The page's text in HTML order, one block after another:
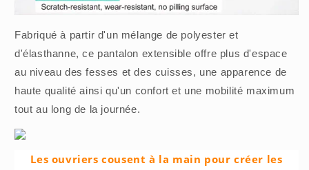
Fabriqué à partir d'un mélange de polyester et
d'élasthanne, ce pantalon extensible offre plus d'espace
au niveau des fesses et des cuisses, une apparence de
haute qualité ainsi qu'un confort et une mobilité maximum
tout au long de la journée.
Les ouvriers cousent à la main pour créer les